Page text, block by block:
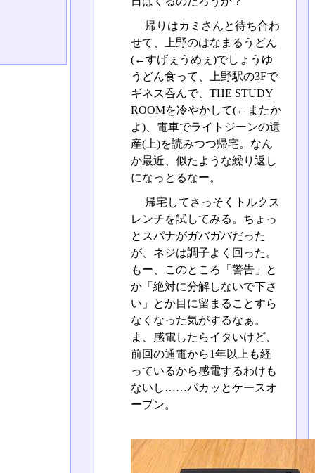
帰りはカミさんと待ち合わ
せて、上野のはなまるうどん
(←すげぇうめぇ)でしょうゆ
うどん食って、上野駅の3Fで
ギネス呑んで、THE STUDY
ROOMを冷やかして(←またか
よ)、電車でライトジーンの遺
産(上)を読みつつ帰宅。なん
か最近、似たような繰り返し
になっとるなー。
帰宅してさっそくトルクス
レンチを試してみる。ちょっ
とスパナがガバガバだった
が、ネジは調子よく回った。
もー、このところ「警告」と
か「絶対に分解しないで下さ
い」とか目に留まることすら
なくなった気がするなぁ。
ま、感電したらイタいけど、
前回の通電から1年以上も経
っているから感電するわけも
ないし……パカッとケースオ
ープン。